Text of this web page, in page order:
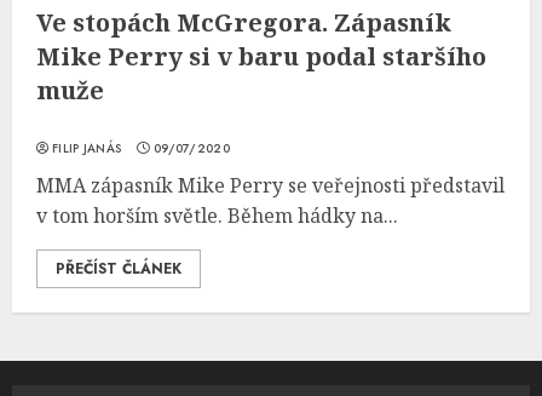
Ve stopách McGregora. Zápasník
Mike Perry si v baru podal staršího
muže
FILIP JANÁS 09/07/2020
MMA zápasník Mike Perry se veřejnosti představil
v tom horším světle. Během hádky na...
PŘEČÍST ČLÁNEK